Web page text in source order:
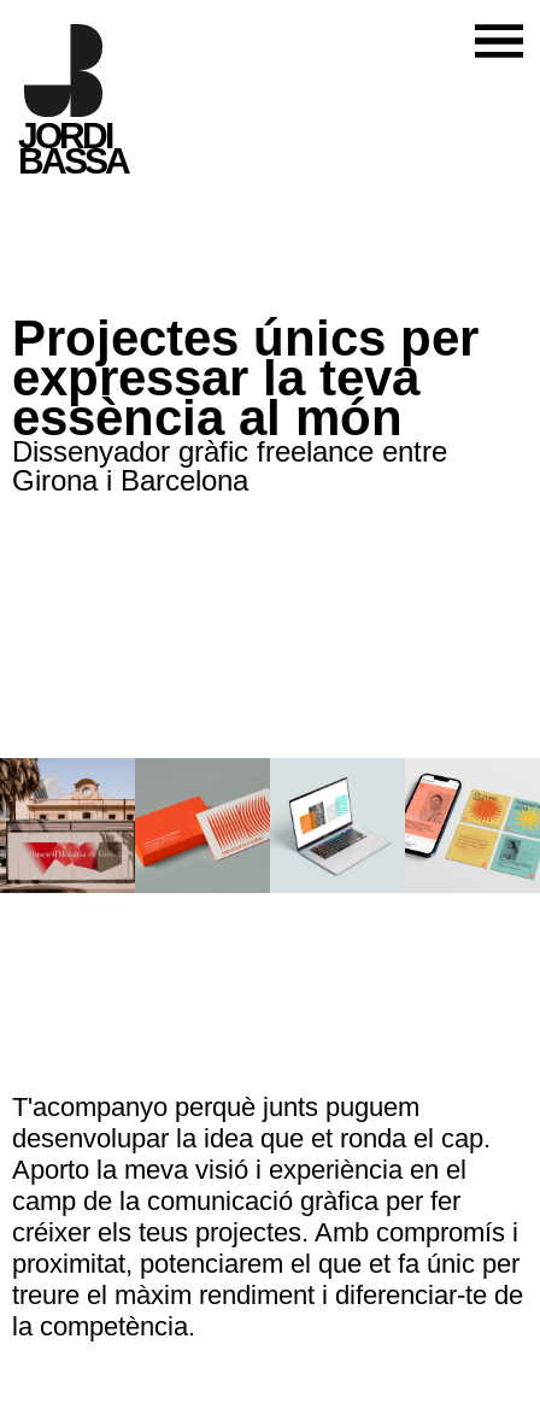
JORDI
BASSA
Projectes únics per
expressar la teva
essència al món
Dissenyador gràfic freelance entre
Girona i Barcelona
T'acompanyo perquè junts puguem
desenvolupar la idea que et ronda el cap.
Aporto la meva visió i experiència en el
camp de la comunicació gràfica per fer
créixer els teus projectes. Amb compromís i
proximitat, potenciarem el que et fa únic per
treure el màxim rendiment i diferenciar-te de
la competència.